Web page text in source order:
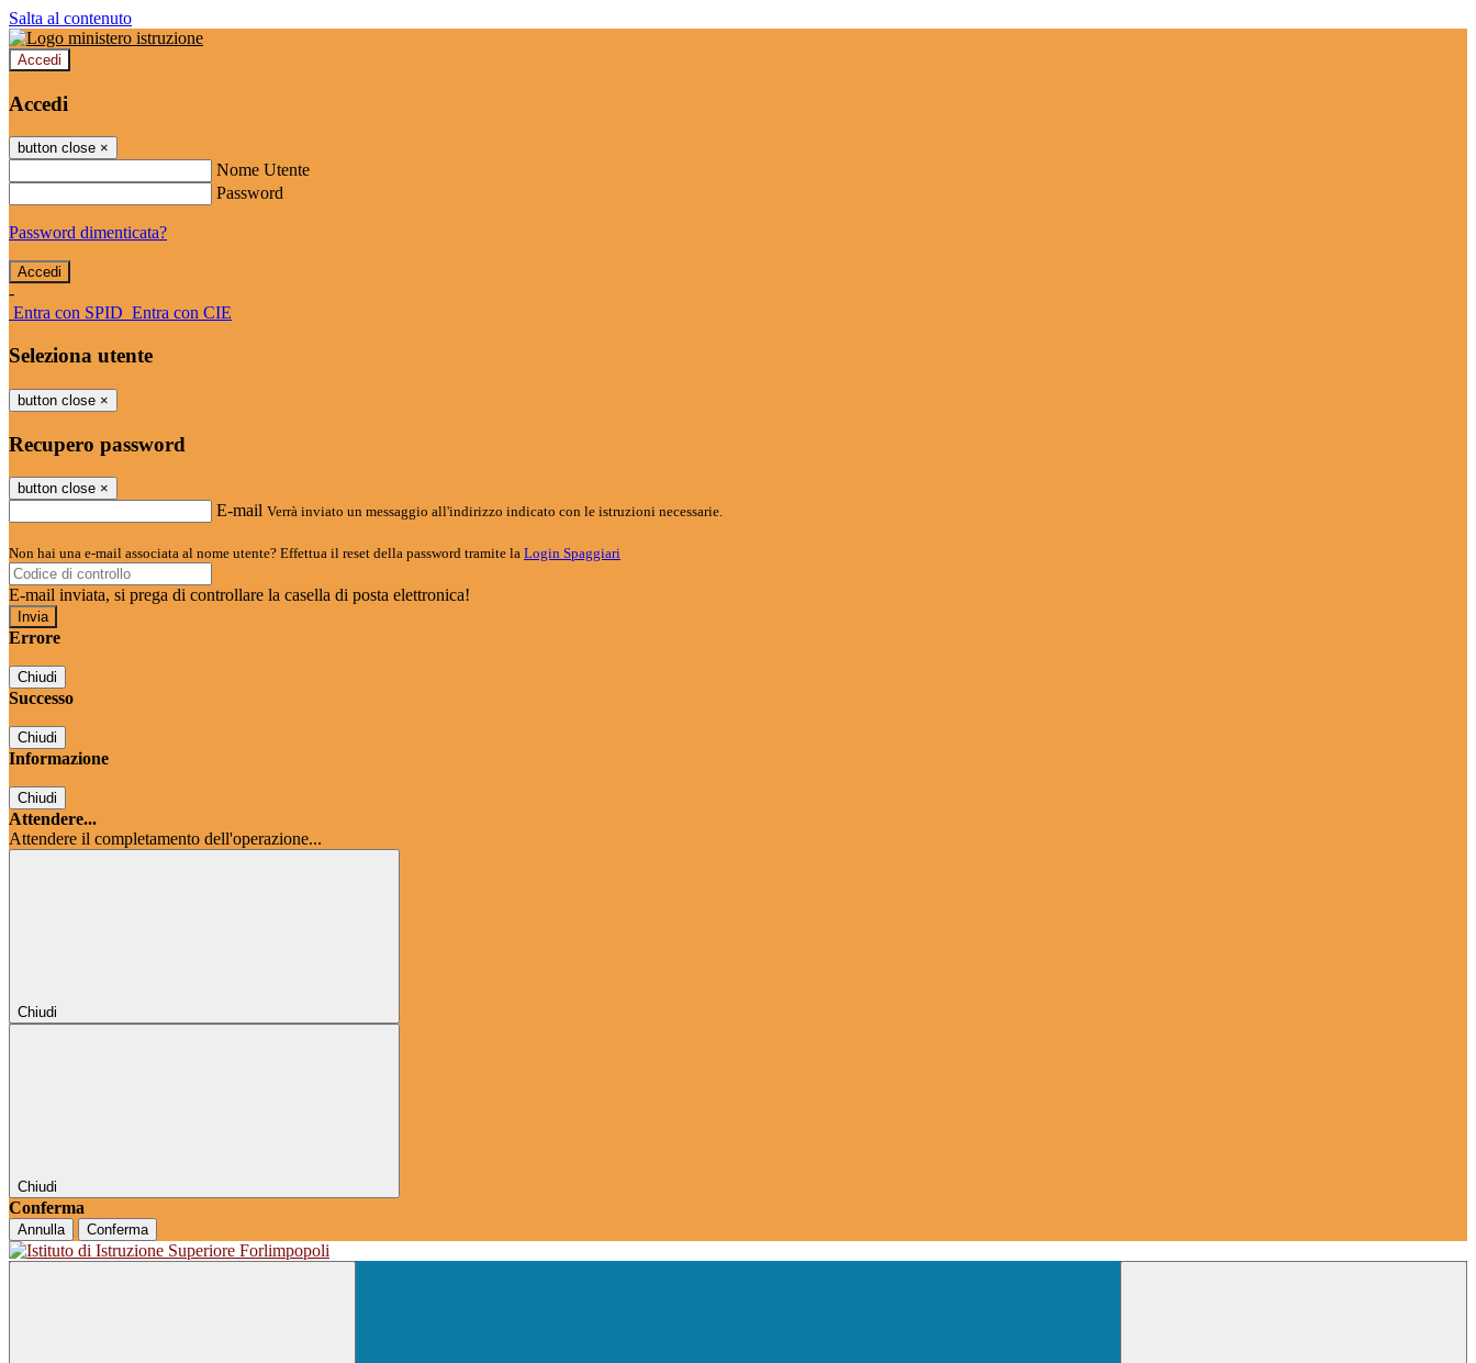
Salta al contenuto
Accedi
Accedi
button close ×
Nome Utente
Password
Password dimenticata?
-
Entra con SPID Entra con CIE
Seleziona utente
button close ×
Recupero password
button close ×
E-mail Verrà inviato un messaggio all'indirizzo indicato con le istruzioni necessarie.
Non hai una e-mail associata al nome utente? Effettua il reset della password tramite la Login Spaggiari
E-mail inviata, si prega di controllare la casella di posta elettronica!
Errore
Chiudi
Successo
Chiudi
Informazione
Chiudi
Attendere...
Attendere il completamento dell'operazione...
Chiudi
Chiudi
Conferma
Annulla Conferma